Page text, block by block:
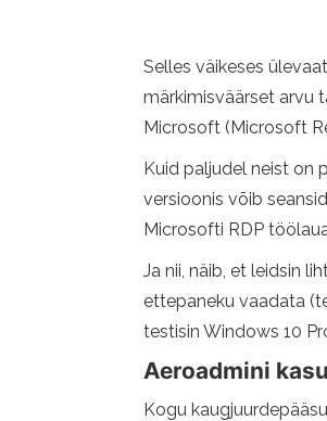
Selles väikeses
märkimisväärset arvu
Microsoft (Microsoft
Kuid paljudel neist on
versioonis võib
Microsofti RDP
Ja nii, näib, et leidsin
ettepaneku vaadata
testisin Windows 10
Aeroadmini
Kogu